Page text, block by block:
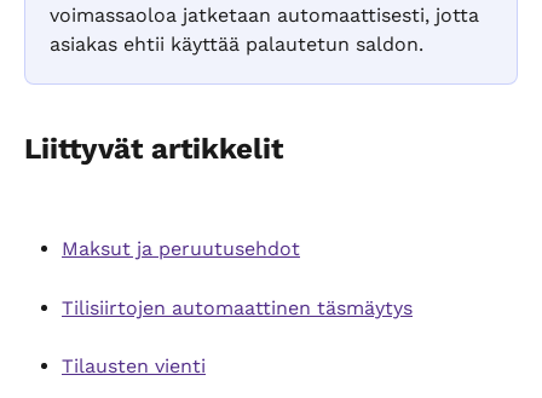
voimassaoloa jatketaan automaattisesti, jotta
asiakas ehtii käyttää palautetun saldon.
Liittyvät artikkelit
Maksut ja peruutusehdot
Tilisiirtojen automaattinen täsmäytys
Tilausten vienti